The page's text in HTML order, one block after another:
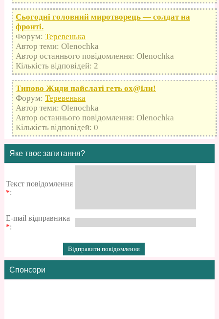
Сьогодні головний миротворець — солдат на
фронті.
Форум: Теревенька
Автор теми: Olenochka
Автор останнього повідомлення: Olenochka
Кількість відповідей: 2
Типово Жиди пайслаті геть оx@їли!
Форум: Теревенька
Автор теми: Olenochka
Автор останнього повідомлення: Olenochka
Кількість відповідей: 0
Яке твоє запитання?
Текст повідомлення
*:
E-mail відправника
*:
Спонсори